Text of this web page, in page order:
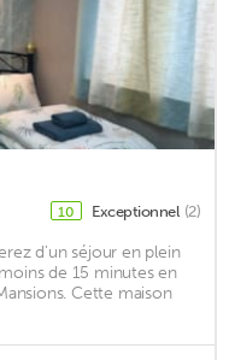
10 Exceptionnel (2)
d'un séjour en plein
de 15 minutes en
Cette maison